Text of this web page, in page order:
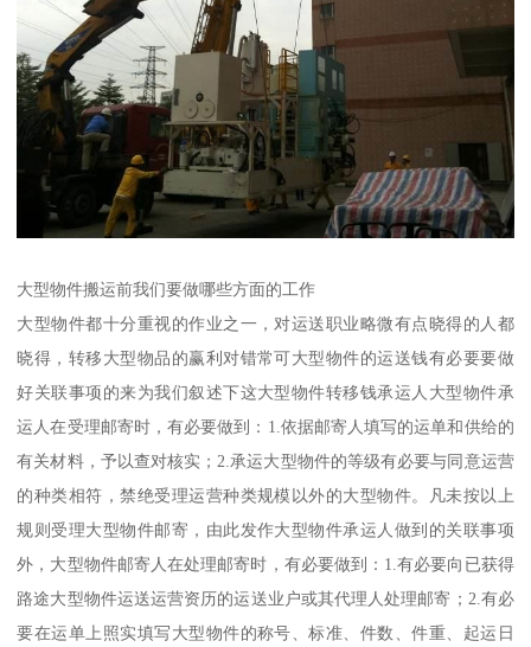
大型物件搬运前我们要做哪些方面的工作
大型物件都十分重视的作业之一，对运送职业略微有点晓得的人都
晓得，转移大型物品的赢利对错常可大型物件的运送钱有必要要做
好关联事项的来为我们叙述下这大型物件转移钱承运人大型物件承
运人在受理邮寄时，有必要做到：1.依据邮寄人填写的运单和供给的
有关材料，予以查对核实；2.承运大型物件的等级有必要与同意运营
的种类相符，禁绝受理运营种类规模以外的大型物件。凡未按以上
规则受理大型物件邮寄，由此发作大型物件承运人做到的关联事项
外，大型物件邮寄人在处理邮寄时，有必要做到：1.有必要向已获得
路途大型物件运送运营资历的运送业户或其代理人处理邮寄；2.有必
要在运单上照实填写大型物件的称号、标准、件数、件重、起运日